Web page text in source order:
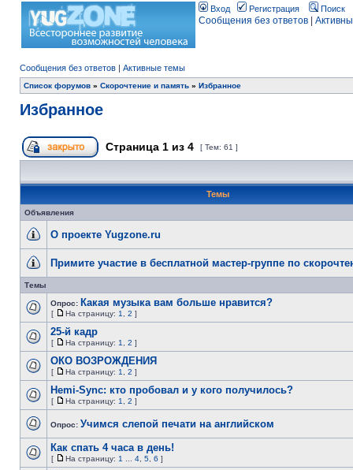
Вход Регистрация Поиск
Сообщения без ответов
Сообщения без ответов | Активные темы
Список форумов » Скорочтение и память » Избранное
Избранное
Страница 1 из 4 [ Тем: 61 ]
Темы
Объявления
О проекте Yugzone.ru
Примите участие в бесплатной мастер-группе по
Темы
Опрос: Какая музыка вам больше нравится?
[ На страницу: 1 2 ]
25-й кадр
[ На страницу: 1 2 ]
ОКО ВОЗРОЖДЕНИЯ
[ На страницу: 1 2 ]
Hemi-Sync: кто пробовал и у кого получилось?
[ На страницу: 1 2 ]
Опрос: Учимся слепой печати на английском
Как спать 4 часа в день!
[ На страницу: 1 4 5 6 ]